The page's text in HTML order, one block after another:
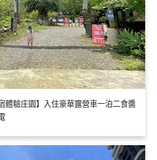
體驗庄園】入住豪華露營車一泊二食醬